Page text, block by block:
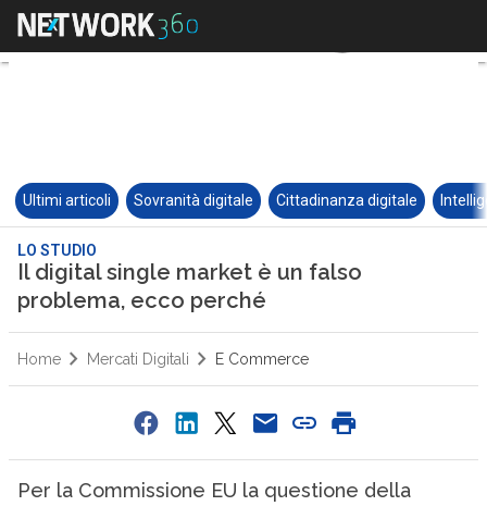
Ultimi articoli Sovranità digitale Cittadinanza digitale
LO STUDIO
Il digital single market è un falso
problema, ecco perché
Home Mercati Digitali E Commerce
Per la Commissione EU la questione della